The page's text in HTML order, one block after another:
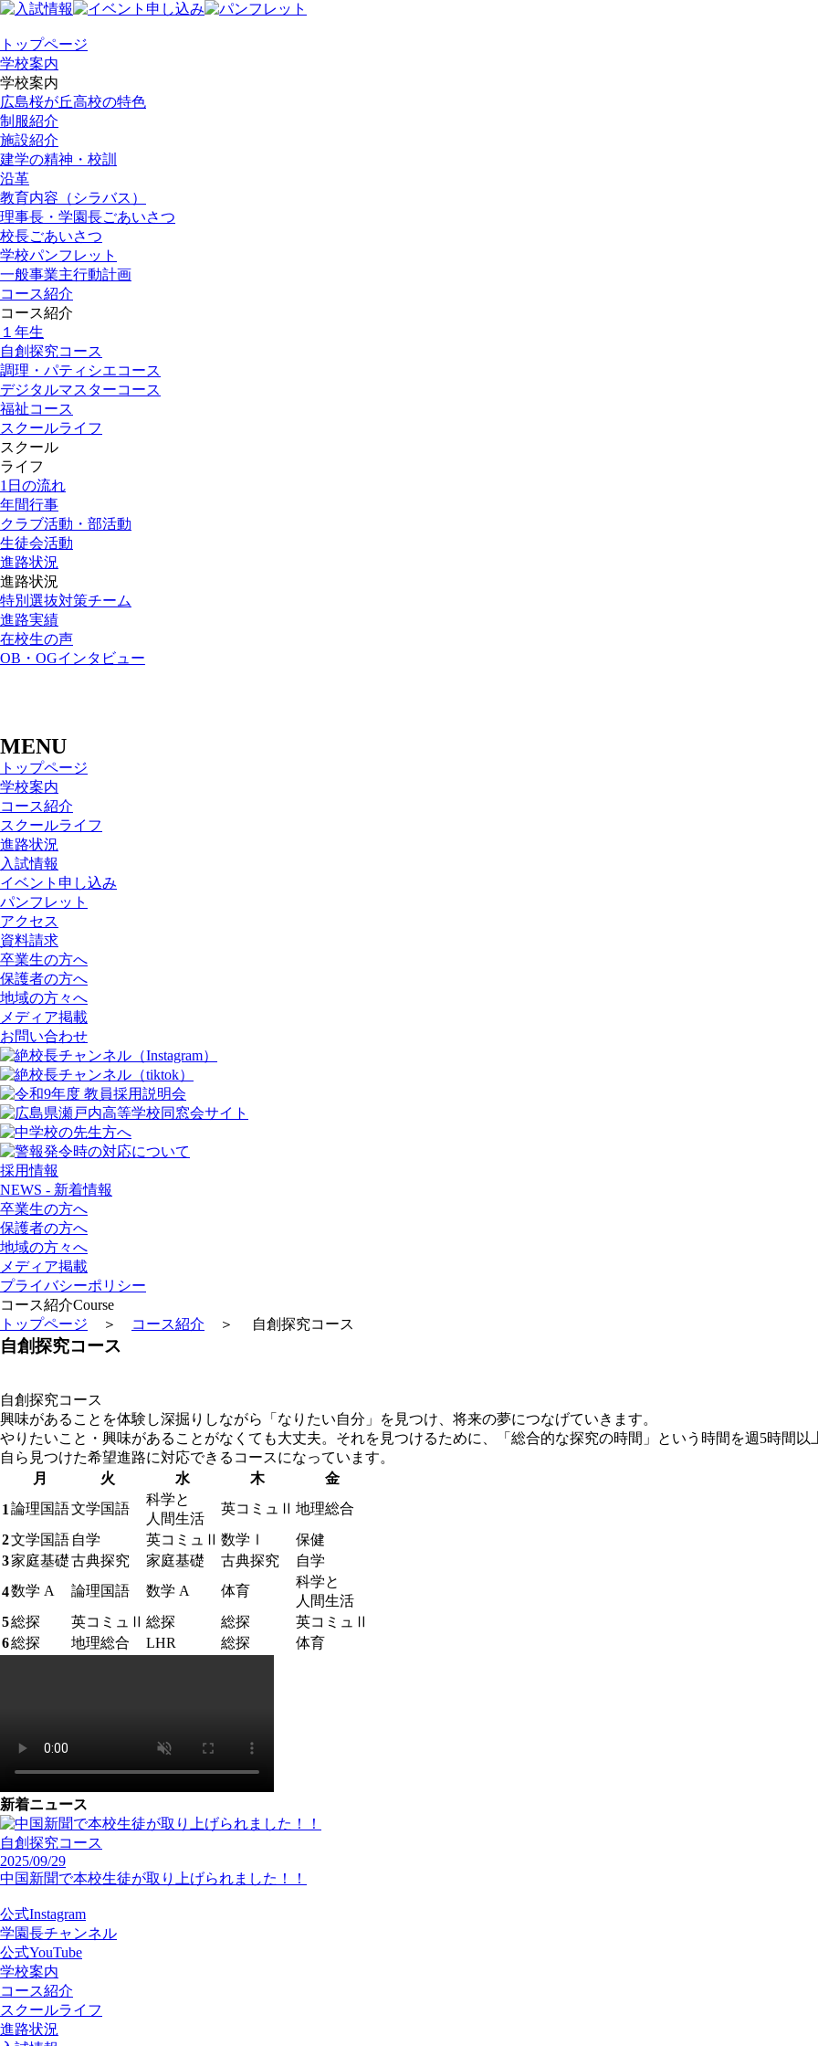
トップページ
学校案内
学校案内
広島桜が丘高校の特色
制服紹介
施設紹介
建学の精神・校訓
沿革
教育内容（シラバス）
理事長・学園長ごあいさつ
校長ごあいさつ
学校パンフレット
一般事業主行動計画
コース紹介
コース紹介
１年生
自創探究コース
調理・パティシエコース
デジタルマスターコース
福祉コース
スクールライフ
スクール
ライフ
1日の流れ
年間行事
クラブ活動・部活動
生徒会活動
進路状況
進路状況
特別選抜対策チーム
進路実績
在校生の声
OB・OGインタビュー
MENU
トップページ
学校案内
コース紹介
スクールライフ
進路状況
入試情報
イベント申し込み
パンフレット
アクセス
資料請求
卒業生の方へ
保護者の方へ
地域の方々へ
メディア掲載
お問い合わせ
採用情報
NEWS - 新着情報
卒業生の方へ
保護者の方へ
地域の方々へ
メディア掲載
プライバシーポリシー
コース紹介Course
トップページ ＞ コース紹介 ＞ 自創探究コース
自創探究コース
自創探究コース
興味があることを体験し深掘りしながら「なりたい自分」を見つけ、将来の夢につなげていきます。
やりたいこと・興味があることがなくても大丈夫。それを見つけるために、「総合的な探究の時間」という時間を週5時間以
自ら見つけた希望進路に対応できるコースになっています。
月
火 水 木
金
1 論理国語文学国語
科学と
人間生活
英コミュⅡ 地理総合
2文学国語 自学 英コミュⅡ 数学Ⅰ
保健
3家庭基礎古典探究 家庭基礎 古典探究
自学
4数学 A 論理国語 数学 A 体育
科学と
人間生活
5総探 英コミュⅡ 総探 総探
英コミュⅡ
6総探 地理総合 LHR 総探 体育
新着ニュース
自創探究コース
2025/09/29
中国新聞で本校生徒が取り上げられました！！
公式Instagram
学園長チャンネル
公式YouTube
学校案内
コース紹介
スクールライフ
進路状況